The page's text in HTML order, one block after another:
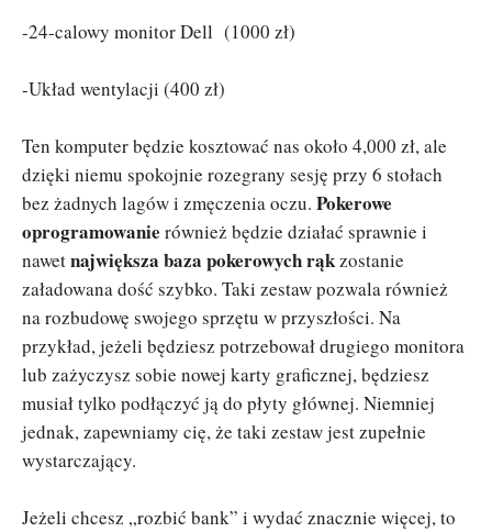
-24-calowy monitor Dell (1000 zł)
-Układ wentylacji (400 zł)
Ten komputer będzie kosztować nas około 4,000 zł, ale
dzięki niemu spokojnie rozegrany sesję przy 6 stołach
bez żadnych lagów i zmęczenia oczu. Pokerowe
oprogramowanie również będzie działać sprawnie i
nawetnajwiększa baza pokerowych rąkzostanie
załadowana dość szybko. Taki zestaw pozwala również
na rozbudowę swojego sprzętu w przyszłości. Na
przykład, jeżeli będziesz potrzebował drugiego monitora
lub zażyczysz sobie nowej karty graficznej, będziesz
musiał tylko podłączyć ją do płyty głównej. Niemniej
jednak, zapewniamy cię, że taki zestaw jest zupełnie
wystarczający.
Jeżeli chcesz „rozbić bank” i wydać znacznie więcej, to